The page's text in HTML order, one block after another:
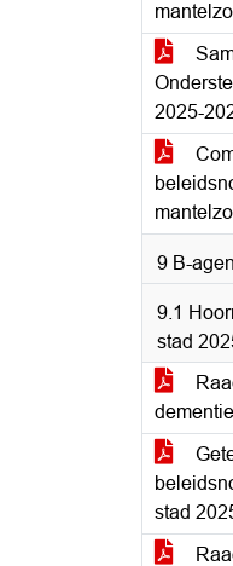
2025-
9 B-
9.1
stad
stad